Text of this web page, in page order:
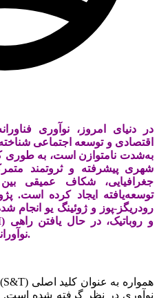
در دنیای امروز، نوآوری
اقتصادی و توسعه اجتماعی
به‌شدت نامتوازن است، به طوری
شهری پیشرفته و ثروتمند
جغرافیایی، شکاف عمیقی
توسعه‏‏‌یافته ایجاد کرده
رودریگز-پوز و ژوئینگ یو
نوآورانه برای پر کردن این شکاف است.
نوآوری در نظر گرفته شده است.